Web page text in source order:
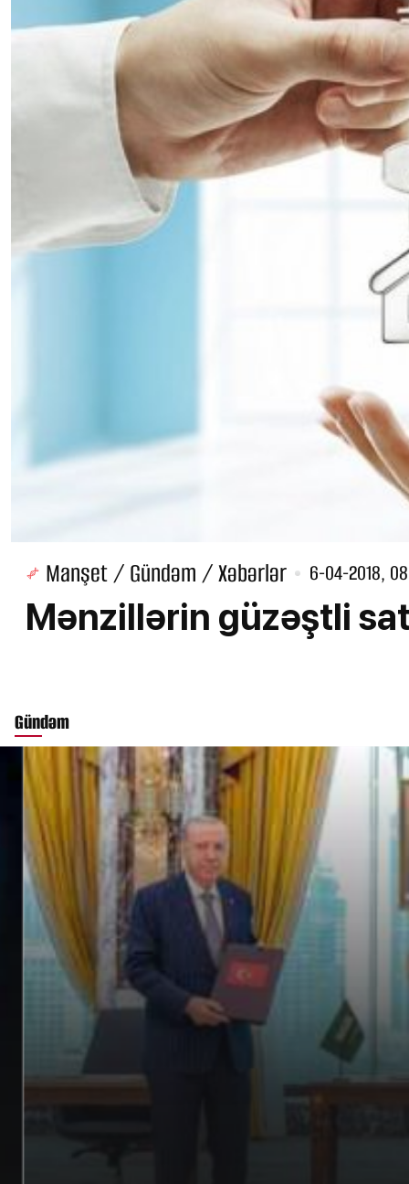
Manşet / Gündəm / Xəbərlər 6-04-2018,
Mənzillərin güzəştli
Gündəm